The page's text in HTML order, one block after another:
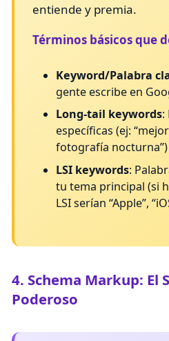
entiende y premia.
Términos básicos que
Keyword/Palabra
gente escribe en
Long-tail keywords:
específicas (ej:
fotografía nocturna”)
LSI keywords:
tu tema principal (si
LSI serían “Apple”,
4. Schema Markup: El
Poderoso